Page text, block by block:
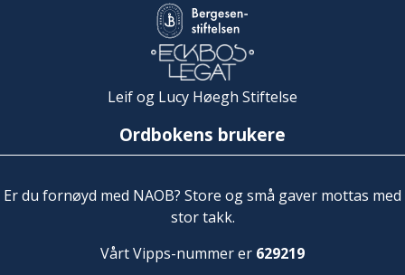
Leif og Lucy Høegh Stiftelse
Ordbokens brukere
Er du fornøyd med NAOB? Store og små gaver mottas med
stor takk.
Vårt Vipps-nummer er 629219